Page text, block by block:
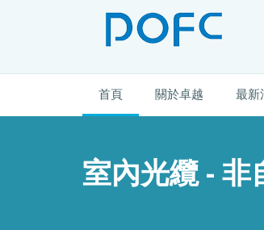
首頁 關於卓越 最新
室內光纜 -